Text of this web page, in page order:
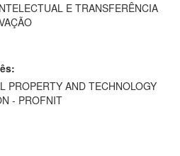
E TRANSFERÊNCIA
PROPERTY AND TECHNOLOGY
- PROFNIT